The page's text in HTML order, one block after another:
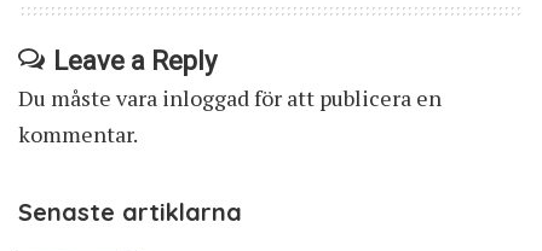
Leave a Reply
Du måste vara inloggadför att publicera en
kommentar.
Senaste artiklarna